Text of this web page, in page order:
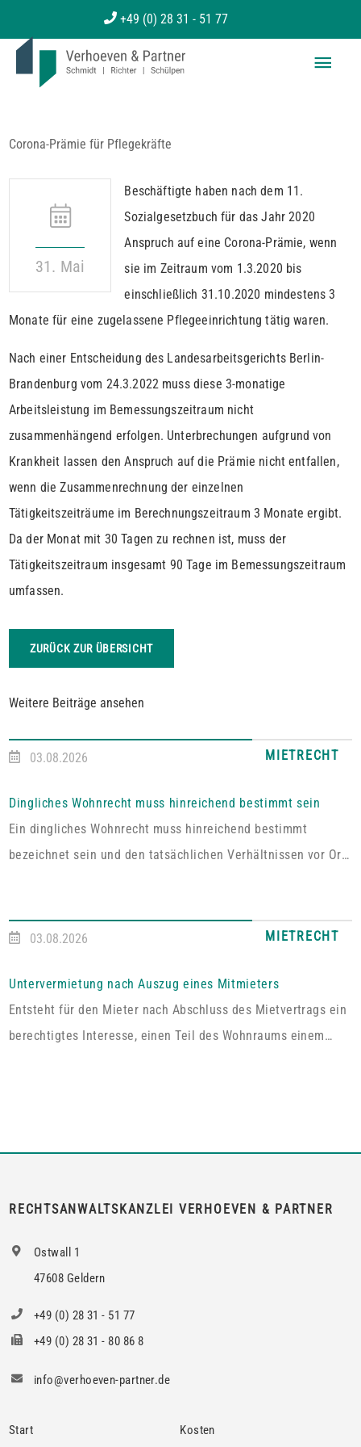
Inhalt
+49 (0) 28 31 - 51 77
Corona-Prämie für Pflegekräfte
31. Mai
Beschäftigte haben nach dem 11.
Sozialgesetzbuch für das Jahr 2020
Anspruch auf eine Corona-Prämie, wenn
sie im Zeitraum vom 1.3.2020 bis
einschließlich 31.10.2020 mindestens 3
Monate für eine zugelassene Pflegeeinrichtung tätig waren.
Nach einer Entscheidung des Landesarbeitsgerichts Berlin-
Brandenburg vom 24.3.2022 muss diese 3-monatige
Arbeitsleistung im Bemessungszeitraum nicht
zusammenhängend erfolgen. Unterbrechungen aufgrund von
Krankheit lassen den Anspruch auf die Prämie nicht entfallen,
wenn die Zusammenrechnung der einzelnen
Tätigkeitszeiträume im Berechnungszeitraum 3 Monate ergibt.
Da der Monat mit 30 Tagen zu rechnen ist, muss der
Tätigkeitszeitraum insgesamt 90 Tage im Bemessungszeitraum
umfassen.
ZURÜCK ZUR ÜBERSICHT
Weitere Beiträge ansehen
03.08.2026 MIETRECHT
Dingliches Wohnrecht muss hinreichend bestimmt sein
Ein dingliches Wohnrecht muss hinreichend bestimmt
bezeichnet sein und den tatsächlichen Verhältnissen vor Ort
Oberlandesgericht Zweibrücken entschiedenen Fall umfasste
alleinige ausschließliche Benutzung der abgeschlossenen
Wohnung im Dachgeschoss“. Tatsächlich handelt es sich bei
dem […]
03.08.2026 MIETRECHT
Untervermietung nach Auszug eines Mitmieters
Entsteht für den Mieter nach Abschluss des Mietvertrags ein
berechtigtes Interesse, einen Teil des Wohnraums einem
RECHTSANWALTSKANZLEI VERHOEVEN & PARTNER
Ostwall 1
47608 Geldern
+49 (0) 28 31 - 51 77
+49 (0) 28 31 - 80 86 8
info@verhoeven-partner.de
Start Kosten